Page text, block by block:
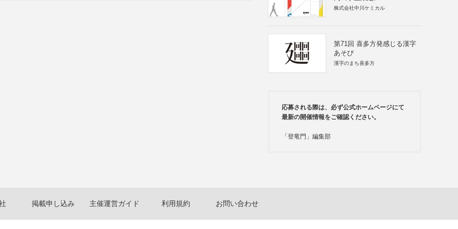
株式会社中川ケミカル
第71回 喜多方発感じる漢字
あそび
漢字のまち喜多方
応募される際は、必ず公式ホームページにて
最新の開催情報をご確認ください。
「登竜門」編集部
掲載申し込み 主催運営ガイド 利用規約 お問い合わせ